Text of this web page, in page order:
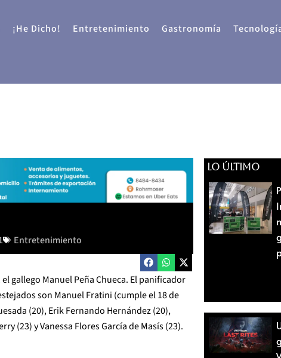
¡He Dicho! Entretenimiento Gastronomía
Entretenimiento
gallego Manuel Peña Chueca. El panificador
son Manuel Fratini (cumple el 18 de
(20), Erik Fernando Hernández (20),
(23) y Vanessa Flores García de Masís (23).
LO ÚLTIMO